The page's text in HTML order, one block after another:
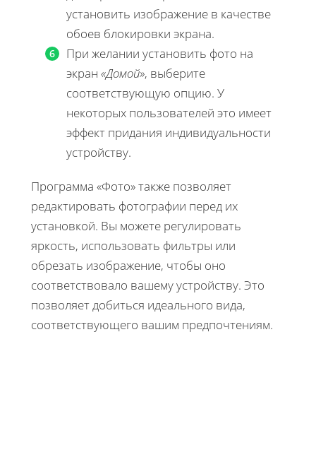
установить изображение в качестве
обоев блокировки экрана.
При желании установить фото на
экран «Домой», выберите
соответствующую опцию. У
некоторых пользователей это имеет
эффект придания индивидуальности
устройству.
Программа «Фото» также позволяет
редактировать фотографии перед их
установкой. Вы можете регулировать
яркость, использовать фильтры или
обрезать изображение, чтобы оно
соответствовало вашему устройству. Это
позволяет добиться идеального вида,
соответствующего вашим предпочтениям.